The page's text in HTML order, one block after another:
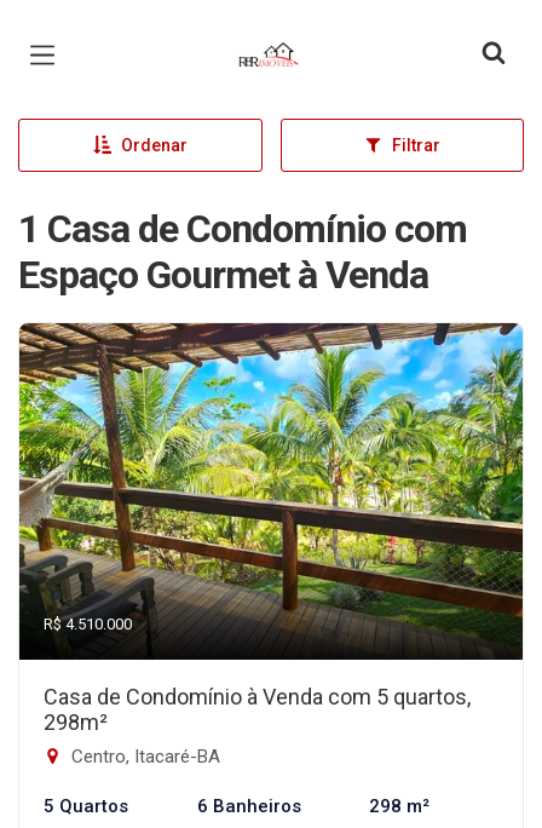
Página inicial
Ordenar Filtrar
1 Casa de Condomínio com
Espaço Gourmet à Venda
R$ 4.510.000
Casa de Condomínio à Venda com 5 quartos,
298m²
Centro, Itacaré-BA
5 Quartos 6 Banheiros 298 m²